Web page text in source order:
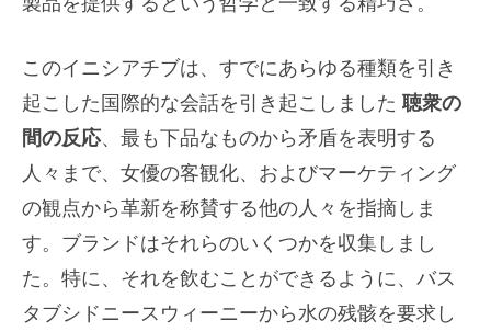
このイニシアチブは、すでにあらゆる種類を引き
起こした国際的な会話を引き起こしました 聴衆の
間の反応、最も下品なものから矛盾を表明する
人々まで、女優の客観化、およびマーケティング
の観点から革新を称賛する他の人々を指摘しま
す。ブランドはそれらのいくつかを収集しまし
た。特に、それを飲むことができるように、バス
タブシドニースウィーニーから水の残骸を要求し